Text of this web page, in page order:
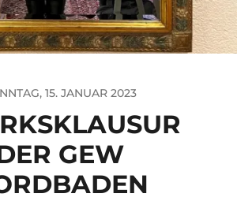
15. JANUAR 2023
GEW